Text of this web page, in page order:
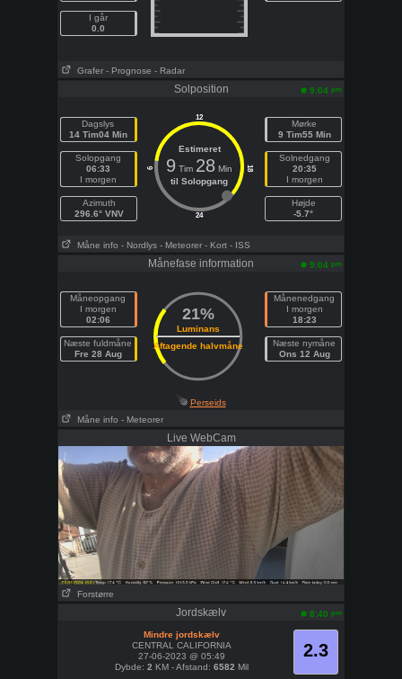
I går
0.0
Grafer - Prognose - Radar
Solposition 9:04 pm
Dagslys
14 Tim04 Min
Solopgang
06:33
I morgen
Azimuth
296.6° VNV
12
24
6 18
Estimeret
9 Tim 28 Min
til Solopgang
Mørke
9 Tim55 Min
Solnedgang
20:35
I morgen
Højde
-5.7°
Måne info - Nordlys - Meteorer - Kort - ISS
Månefase information 9:04 pm
Måneopgang
I morgen
02:06
Næste fuldmåne
Fre 28 Aug
21%
Luminans
Aftagende halvmåne
Månenedgang
I morgen
18:23
Næste nymåne
Ons 12 Aug
Perseids
Måne info - Meteorer
Live WebCam
Forstørre
Jordskælv 8:40 pm
2.3
Mindre jordskælv
CENTRAL CALIFORNIA
27-06-2023 @ 05:49
Dybde: 2 KM - Afstand: 6582 Mil